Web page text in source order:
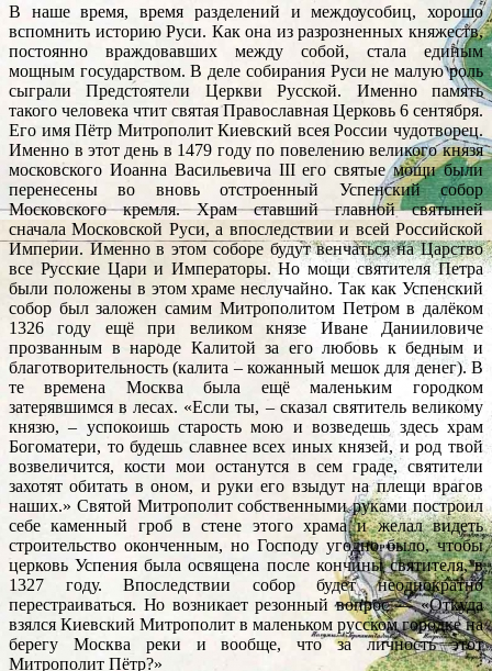
В наше время, время разделений и междоусобиц, хорошо
вспомнить историю Руси. Как она из разрозненных княжеств,
постоянно враждовавших между собой, стала единым
мощным государством. В деле собирания Руси не малую роль
сыграли Предстоятели Церкви Русской. Именно память
такого человека чтит святая Православная Церковь 6 сентября.
Его имя Пётр Митрополит Киевский всея России чудотворец.
Именно в этот день в 1479 году по повелению великого князя
московского Иоанна Васильевича III его святые мощи были
перенесены во вновь отстроенный Успенский собор
Московского кремля. Храм ставший главной святыней
сначала Московской Руси, а впоследствии и всей Российской
Империи. Именно в этом соборе будут венчаться на Царство
все Русские Цари и Императоры. Но мощи святителя Петра
были положены в этом храме неслучайно. Так как Успенский
собор был заложен самим Митрополитом Петром в далёком
1326 году ещё при великом князе Иване Данииловиче
прозванным в народе Калитой за его любовь к бедным и
благотворительность (калита – кожанный мешок для денег). В
те времена Москва была ещё маленьким городком
затерявшимся в лесах. «Если ты, – сказал святитель великому
князю, – успокоишь старость мою и возведешь здесь храм
Богоматери, то будешь славнее всех иных князей, и род твой
возвеличится, кости мои останутся в сем граде, святители
захотят обитать в оном, и руки его взыдут на плещи врагов
наших.» Святой Митрополит собственными руками построил
себе каменный гроб в стене этого храма и желал видеть
строительство оконченным, но Господу угодно было, чтобы
церковь Успения была освящена после кончины святителя, в
1327 году. Впоследствии собор будет неоднократно
перестраиваться. Но возникает резонный вопрос — «Откуда
взялся Киевский Митрополит в маленьком русском городке на
берегу Москва реки и вообще, что за личность этот
Митрополит Пётр?»